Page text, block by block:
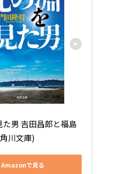
た男 吉田昌郎と福島
川文庫)
Amazonで見る